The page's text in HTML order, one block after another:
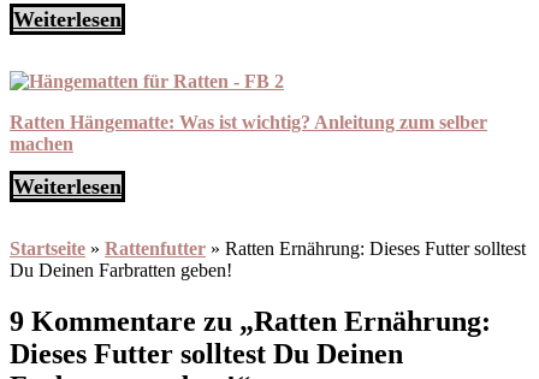
Weiterlesen
Ratten Hängematte: Was ist wichtig? Anleitung zum selber
machen
Weiterlesen
Startseite » Rattenfutter » Ratten Ernährung: Dieses Futter solltest
Du Deinen Farbratten geben!
9 Kommentare zu „Ratten Ernährung:
Dieses Futter solltest Du Deinen